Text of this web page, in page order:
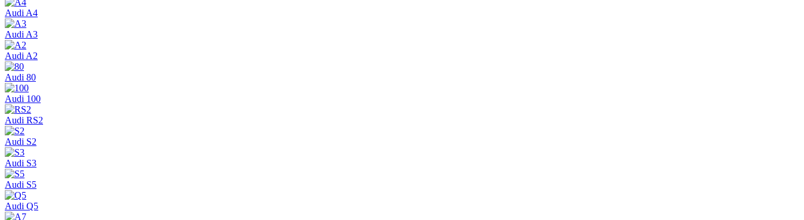
Audi A4
Audi A3
Audi A2
Audi 80
Audi 100
Audi RS2
Audi S2
Audi S3
Audi S5
Audi Q5